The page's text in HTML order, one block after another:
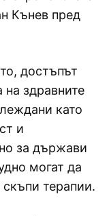
Кънев пред
достъпът
на здравните
като
и
за държави
могат да
терапии.